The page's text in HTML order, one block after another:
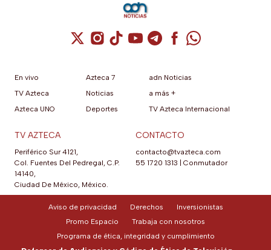
Cuenta de X / Twitter (se abre en una
Cuenta de Instagram (se abre en una
Cuenta de TikTok (se abre en
Cuenta de YouTube (se abre
Cuenta de Telegram (se
Cuenta de
Cuenta de
En vivo
TV Azteca
Azteca UNO
Azteca 7
Noticias
Deportes
adn Noticias
a más +
TV Azteca Internacional
TV AZTECA
Periférico Sur 4121,
Col. Fuentes Del Pedregal, C.P.
14140,
Ciudad De México, México.
CONTACTO
contacto@tvazteca.com
55 1720 1313 | Conmutador
Aviso de privacidad Derechos
Inversionistas
Promo Espacio
Trabaja con nosotros
Programa de ética, integridad y cumplimiento